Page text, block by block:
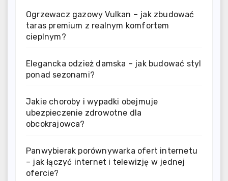
Ogrzewacz gazowy Vulkan – jak zbudować
taras premium z realnym komfortem
cieplnym?
Elegancka odzież damska – jak budować styl
ponad sezonami?
Jakie choroby i wypadki obejmuje
ubezpieczenie zdrowotne dla
obcokrajowca?
Panwybierak porównywarka ofert internetu
– jak łączyć internet i telewizję w jednej
ofercie?